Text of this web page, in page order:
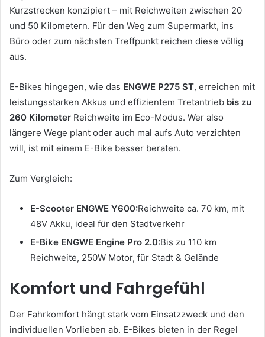
Kurzstrecken konzipiert – mit Reichweiten zwischen 20
und 50 Kilometern. Für den Weg zum Supermarkt, ins
Büro oder zum nächsten Treffpunkt reichen diese völlig
aus.
E-Bikes hingegen, wie das ENGWE P275 ST, erreichen mit
leistungsstarken Akkus und effizientem Tretantrieb bis zu
260 Kilometer Reichweite im Eco-Modus. Wer also
längere Wege plant oder auch mal aufs Auto verzichten
will, ist mit einem E-Bike besser beraten.
Zum Vergleich:
E-Scooter ENGWE Y600:Reichweite ca. 70 km, mit
48V Akku, ideal für den Stadtverkehr
E-Bike ENGWE Engine Pro 2.0:Bis zu 110 km
Reichweite, 250W Motor, für Stadt & Gelände
Komfort und Fahrgefühl
Der Fahrkomfort hängt stark vom Einsatzzweck und den
individuellen Vorlieben ab. E-Bikes bieten in der Regel